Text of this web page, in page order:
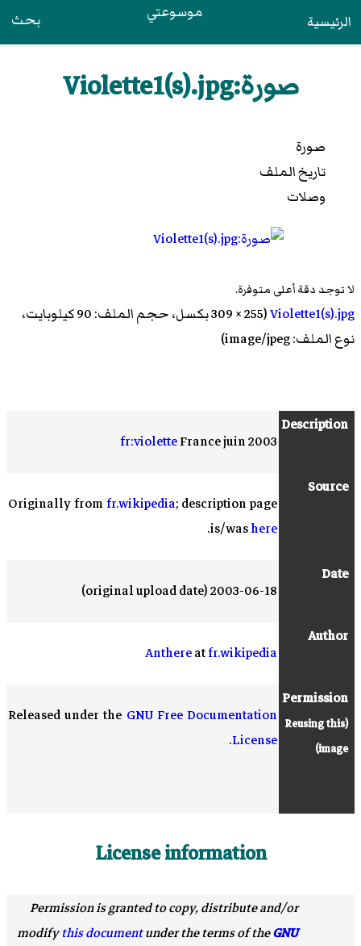
الرئيسية موسوعتي بحث
صورة:Violette1(s).jpg
صورة
تاريخ الملف
وصلات
لا توجد دقة أعلى متوفرة.
Violette1(s).jpg
‏ (255 × 309 بكسل، حجم الملف: 90 كيلوبايت،
نوع الملف: image/jpeg)
Description
fr:violetteFrance juin 2003
Source
Originally fromfr.wikipedia; description page
is/washere
.
Date
2003-06-18 (original upload date)
Author
Anthereatfr.wikipedia
Permission
(
Reusing this
image
)
Released under the GNU Free Documentation
License
.
License information
Permission is granted to copy, distribute and/or
modifythis documentunder the terms of theGNU